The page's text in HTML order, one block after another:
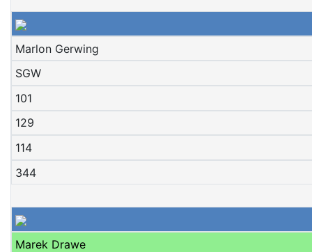
Marlon Gerwing
SGW
101
129
114
344
Marek Drawe